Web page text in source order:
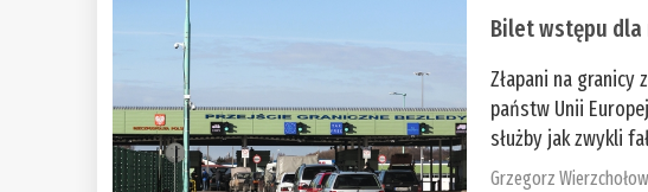
Bilet wstępu
Złapani na
państw Unii
służby jak zwykli
Grzegorz